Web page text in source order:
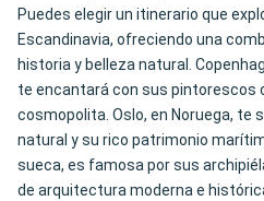
Puedes elegir un itinerario que
Escandinavia, ofreciendo una
historia y belleza natural.
te encantará con sus pintorescos
cosmopolita. Oslo, en Noruega, te
natural y su rico patrimonio
sueca, es famosa por sus
de arquitectura moderna e